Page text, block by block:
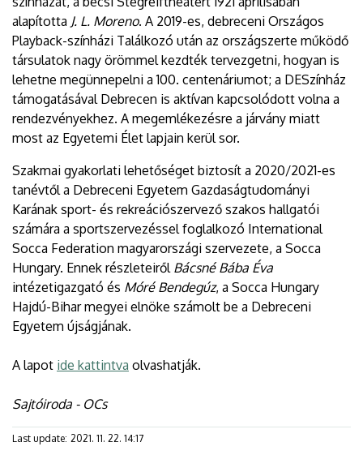
alapította J. L. Moreno. A 2019-es, debreceni Országos
Playback-színházi Találkozó után az országszerte működő
társulatok nagy örömmel kezdték tervezgetni, hogyan is
lehetne megünnepelni a 100. centenáriumot; a DESzínház
támogatásával Debrecen is aktívan kapcsolódott volna a
rendezvényekhez. A megemlékezésre a járvány miatt
most az Egyetemi Élet lapjain kerül sor.
Szakmai gyakorlati lehetőséget biztosít a 2020/2021-es
tanévtől a Debreceni Egyetem Gazdaságtudományi
Karának sport- és rekreációszervező szakos hallgatói
számára a sportszervezéssel foglalkozó International
Socca Federation magyarországi szervezete, a Socca
Hungary. Ennek részleteiről Bácsné Bába Éva
intézetigazgató és Móré Bendegúz, a Socca Hungary
Hajdú-Bihar megyei elnöke számolt be a Debreceni
Egyetem újságjának.
A lapot ide kattintva olvashatják.
Sajtóiroda - OCs
Last update: 2021. 11. 22. 14:17